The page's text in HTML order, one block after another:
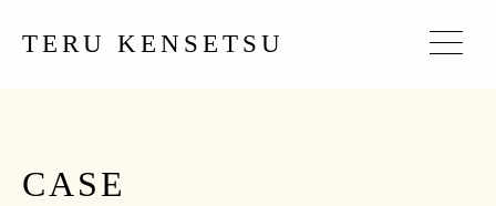
TERU KENSETSU
CASE